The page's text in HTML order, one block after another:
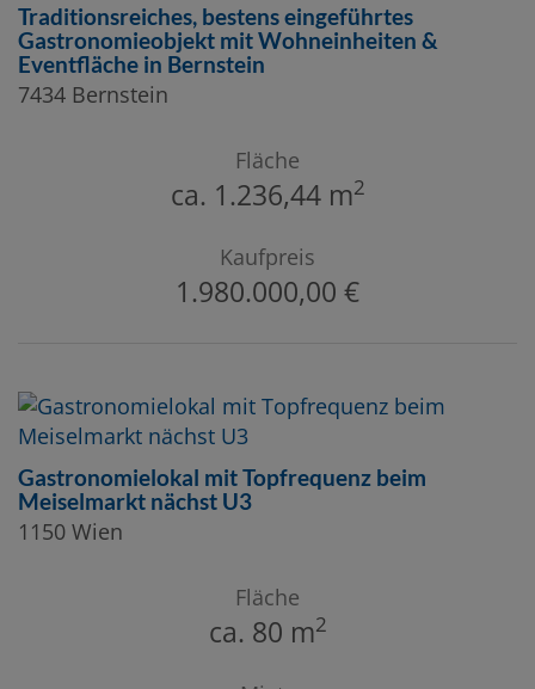
Traditionsreiches, bestens eingeführtes
Gastronomieobjekt mit Wohneinheiten &
Eventfläche in Bernstein
7434 Bernstein
Fläche
ca. 1.236,44 m2
Kaufpreis
1.980.000,00 €
Gastronomielokal mit Topfrequenz beim
Meiselmarkt nächst U3
1150 Wien
Fläche
ca. 80 m2